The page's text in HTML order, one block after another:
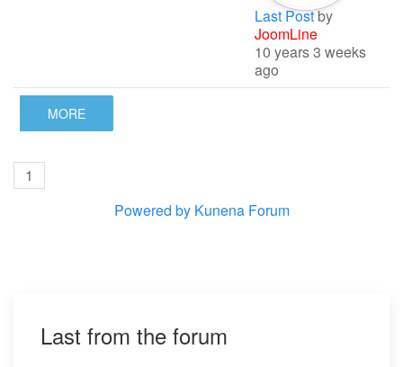
MORE
Last Postby
JoomLine
10 years 3 weeks
ago
1
Powered by Kunena Forum
Last from the forum